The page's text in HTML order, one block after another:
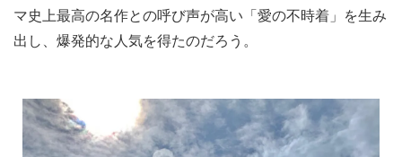
マ史上最高の名作との呼び声が高い「愛の不時着」を生み
出し、爆発的な人気を得たのだろう。